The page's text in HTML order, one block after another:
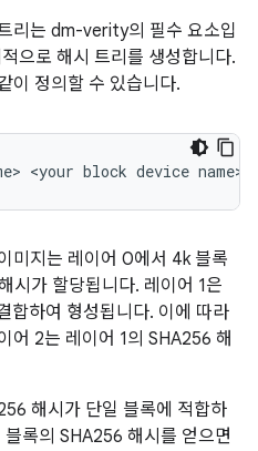
리는 dm-verity의 필수 요소입
으로 해시 트리를 생성합니다.
이 정의할 수 있습니다.
미지는 레이어 0에서 4k 블록
시가 할당됩니다. 레이어 1은
합하여 형성됩니다. 이에 따라
어 2는 레이어 1의 SHA256 해
해시가 단일 블록에 적합하
록의 SHA256 해시를 얻으면